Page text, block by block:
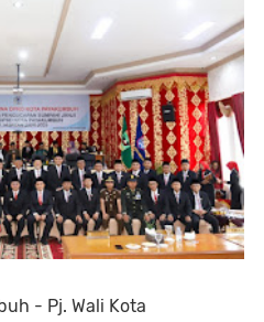
- Pj. Wali Kota